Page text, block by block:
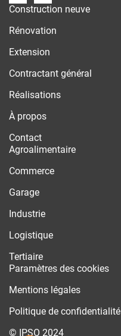
Construction neuve
Rénovation
Extension
Contractant général
Réalisations
À propos
Contact
Agroalimentaire
Commerce
Garage
Industrie
Logistique
Tertiaire
Paramètres des cookies
Mentions légales
Politique de confidentialité
© IPSO 2024